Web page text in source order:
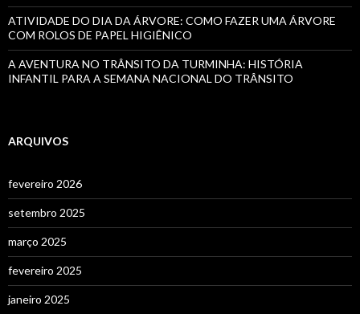
ATIVIDADE DO DIA DA ÁRVORE: COMO FAZER UMA ÁRVORE
COM ROLOS DE PAPEL HIGIÊNICO
A AVENTURA NO TRÂNSITO DA TURMINHA: HISTÓRIA
INFANTIL PARA A SEMANA NACIONAL DO TRÂNSITO
ARQUIVOS
fevereiro 2026
setembro 2025
março 2025
fevereiro 2025
janeiro 2025